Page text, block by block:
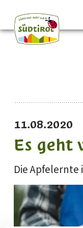
11.08.2020
Es geht
Die